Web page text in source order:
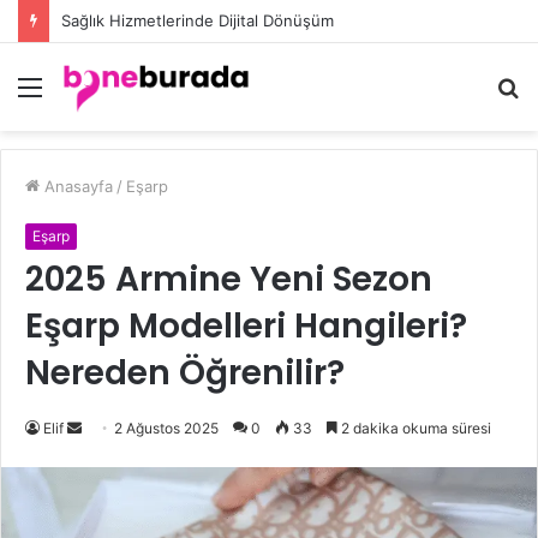
Düğün Eşarp Modelleri ile Göz Kamaştıran Şıklığın Sırları
Menü
Anasayfa / Eşarp
Eşarp
2025 Armine Yeni Sezon
Eşarp Modelleri Hangileri?
Nereden Öğrenilir?
Elif
e
2 Ağustos 2025 0 33 2 dakika okuma süresi